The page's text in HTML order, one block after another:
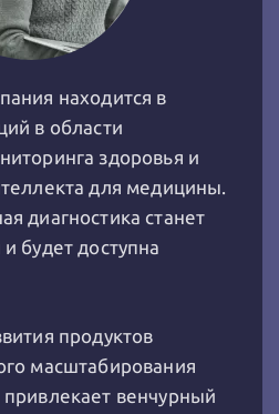
находится в
в области
здоровья и
для медицины.
диагностика станет
будет доступна
продуктов
масштабирования
венчурный